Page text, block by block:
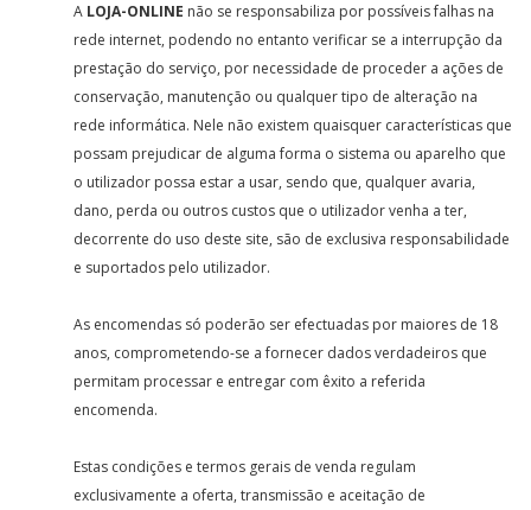
A LOJA-ONLINE não se responsabiliza por possíveis falhas na
rede internet, podendo no entanto verificar se a interrupção da
prestação do serviço, por necessidade de proceder a ações de
conservação, manutenção ou qualquer tipo de alteração na
rede informática. Nele não existem quaisquer características que
possam prejudicar de alguma forma o sistema ou aparelho que
o utilizador possa estar a usar, sendo que, qualquer avaria,
dano, perda ou outros custos que o utilizador venha a ter,
decorrente do uso deste site, são de exclusiva responsabilidade
e suportados pelo utilizador.
As encomendas só poderão ser efectuadas por maiores de 18
anos, comprometendo-se a fornecer dados verdadeiros que
permitam processar e entregar com êxito a referida
encomenda.
Estas condições e termos gerais de venda regulam
exclusivamente a oferta, transmissão e aceitação de